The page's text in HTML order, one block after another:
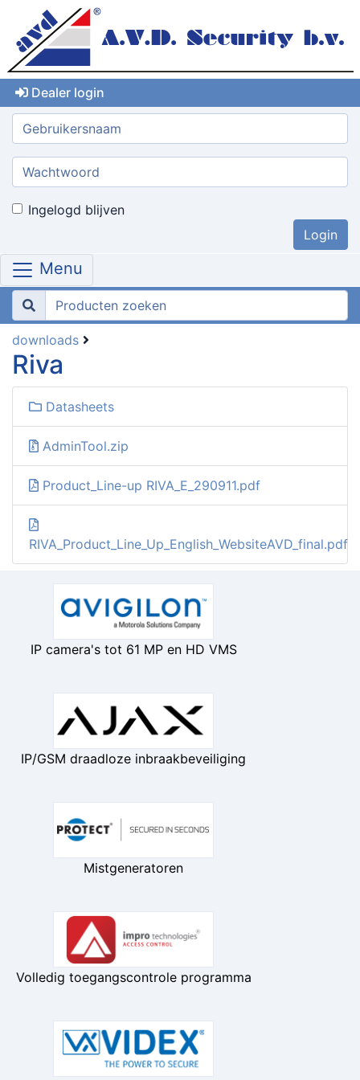
Dealer login
Gebruikersnaam:
Wachtwoord:
Ingelogd blijven
Menu
downloads
Riva
Datasheets
AdminTool.zip
Product_Line-up RIVA_E_290911.pdf
RIVA_Product_Line_Up_English_WebsiteAVD_final.pdf
IP camera's tot 61 MP en HD VMS
IP/GSM draadloze inbraakbeveiliging
Mistgeneratoren
Volledig toegangscontrole programma